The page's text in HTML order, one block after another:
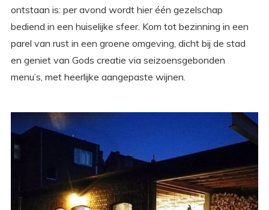
ontstaan is: per avond wordt hier één gezelschap
bediend in een huiselijke sfeer. Kom tot bezinning in een
parel van rust in een groene omgeving, dicht bij de stad
en geniet van Gods creatie via seizoensgebonden
menu’s, met heerlijke aangepaste wijnen.